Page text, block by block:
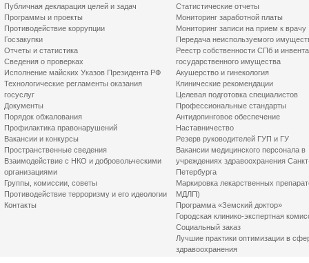
Публичная декларация целей и задач
Программы и проекты
Противодействие коррупции
Госзакупки
Отчеты и статистика
Сведения о проверках
Исполнение майских Указов Президента РФ
Технологические регламенты оказания
госуслуг
Документы
Порядок обжалования
Профилактика правонарушений
Вакансии и конкурсы
Пространственные сведения
Взаимодействие с НКО и добровольческими
организациями
Группы, комиссии, советы
Противодействие терроризму и его идеологии
Контакты
Статистические отчеты
Мониторинг заработной платы
Мониторинг записи на прием к врачу
Передача неиспользуемого
Реестр собственности СПб и
государственного имущества
Акушерство и гинекология
Клинические рекомендации
Целевая подготовка специалистов
Профессиональные стандарты
Антидопинговое обеспечение
Наставничество
Резерв руководителей ГУП и ГУ
Вакансии медицинского персонала в
учреждениях здравоохранения
Петербурга
Маркировка лекарственных
МДЛП)
Программа «Земский доктор»
Городская клинико-экспертная
Социальный заказ
Лучшие практики оптимизации в
здравоохранения